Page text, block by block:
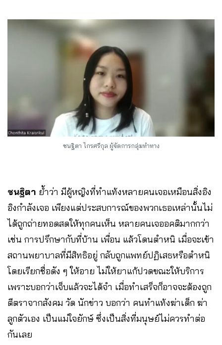
ชนฐิตา ไกรศรีกุล ผู้จัดการกลุ่มทำทาง
ชนฐิตา ย้ำว่า มีผู้หญิงที่ทำแท้งหลายคนเจอเหมือนสิ่งอิง
อิงกำลังเจอ เพียงแต่ประสบการณ์ของพวกเธอเหล่านั้นไม่
ได้ถูกถ่ายทอดสดให้ทุกคนเห็น หลายคนเจออคติมากกว่า
เช่น การปรึกษากับที่บ้าน เพื่อน แล้วโดนตำหนิ เมื่อจะเข้า
สถานพยาบาลที่มีสิทธิอยู่ กลับถูกแพทย์ปฏิเสธหรือตำหนิ
โดยเรียกชื่อดัง ๆ ให้อาย ไม่ให้ยาแก้ปวดขณะให้บริการ
เพราะบอกว่าเจ็บแล้วจะได้จำ เมื่อทำเสร็จก็อาจจะต้องถูก
ตีตราจากสังคม วัด นักข่าว บอกว่า คนทำแท้งฆ่าเด็ก ฆ่า
ลูกตัวเอง เป็นแม่ใจยักษ์ ซึ่งเป็นสิ่งที่มนุษย์ไม่ควรทำต่อ
กันเลย